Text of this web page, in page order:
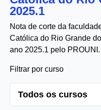
2025.1
Nota de corte da
Católica do Rio Grande
ano 2025.1 pelo PROUNI.
Filtrar por curso